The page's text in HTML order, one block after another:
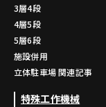
3層4段
4層5段
5層6段
施設併用
立体駐車場 関連記事
特殊工作機械